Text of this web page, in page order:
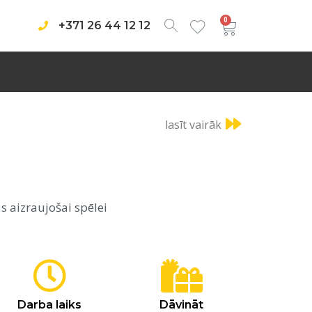
+371 26 44 12 12 0
lasīt vairāk
aizraujošai spēlei
Darba laiks Dāvināt